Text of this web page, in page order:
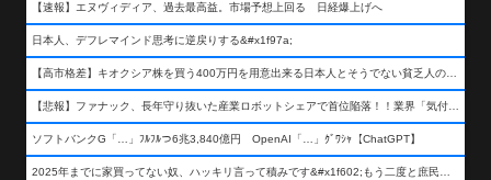
【速報】エヌヴィディア、過去最高益。市場予想上回る 日経爆上げへ
日本人、デフレマインド思考に逆戻りする&#x1f97a;
【高市格差】キオクシア株を買う400万円を用意出来る日本人とそうでない貧乏人の差が超広まるって事よ
【悲報】ファナック、長年守り抜いた産業ロボットシェアで首位陥落！！業界「気付いたら一気に抜かれていた…」
ソフトバンクG「…」ﾌﾙﾌﾙつ6兆3,840億円 OpenAI「…」ｸﾞﾜｼｬ【ChatGPT】
2025年までに家買ってない奴、ハッキリ言って積みです&#x1f602;もう二度と庶民が買える値段になりません&#x1f602;&#x1f602;&#x1f602;